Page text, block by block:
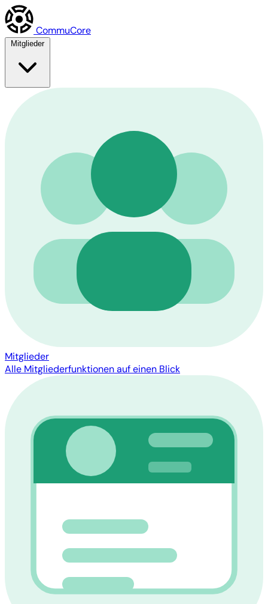
CommuCore
Mitglieder
Mitglieder
Alle Mitgliederfunktionen auf einen Blick